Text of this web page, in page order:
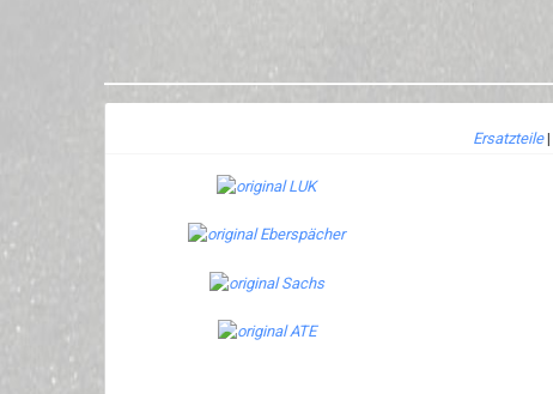
Ersatzteile|